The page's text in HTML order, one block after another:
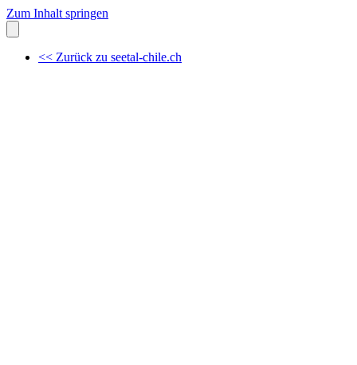
Zum Inhalt springen
<< Zurück zu seetal-chile.ch